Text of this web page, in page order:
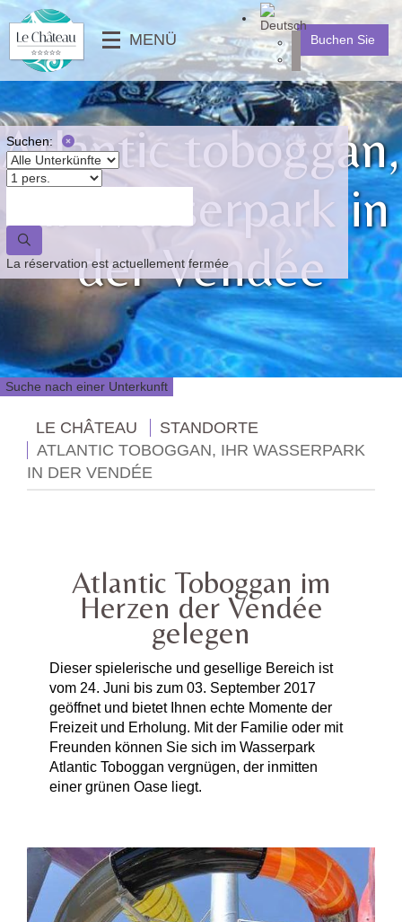
MENÜ
DIENSTLEISTUNGEN
FOTOGALERIE
VIDEOS
NACHRICHTEN
⟵
⟶
MOBILHEIME
MOBILHEIME PMR
STELLPLÄTZE
⟵
Buchen Sie
Atlantic toboggan,
Ihr Wasserpark in
der Vendée
Suche nach einer Unterkunft
Suchen:
La réservation est actuellement fermée
LE CHÂTEAU
STANDORTE
ATLANTIC TOBOGGAN, IHR WASSERPARK
IN DER VENDÉE
Atlantic Toboggan im
Herzen der Vendée
gelegen
Dieser spielerische und gesellige Bereich ist
vom 24. Juni bis zum 03. September 2017
geöffnet und bietet Ihnen echte Momente der
Freizeit und Erholung. Mit der Familie oder mit
Freunden können Sie sich im Wasserpark
Atlantic Toboggan vergnügen, der inmitten
einer grünen Oase liegt.